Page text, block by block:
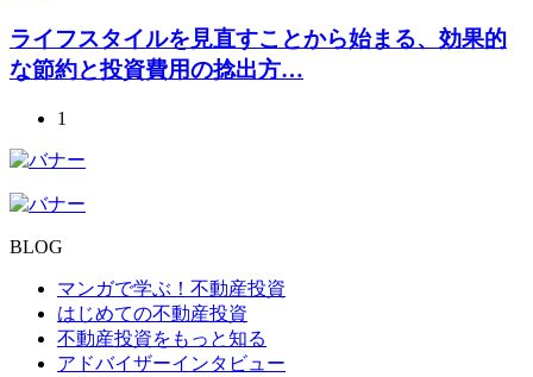
ライフスタイルを見直すことから始まる、効果的
な節約と投資費用の捻出方…
1
BLOG
マンガで学ぶ！不動産投資
はじめての不動産投資
不動産投資をもっと知る
アドバイザーインタビュー